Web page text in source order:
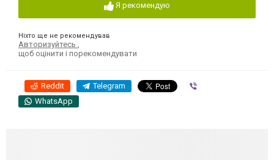
Я рекомендую
Ніхто ще не рекомендував
Авторизуйтесь
щоб оцінити і порекомендувати
Reddit Telegram
WhatsApp